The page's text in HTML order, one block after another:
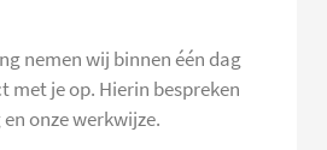
nemen wij binnen één dag
met je op. Hierin bespreken
onze werkwijze.